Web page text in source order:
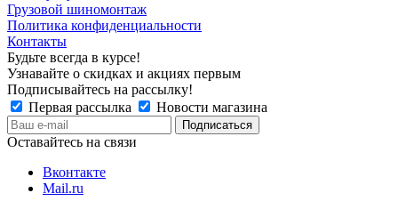
Грузовой шиномонтаж
Политика конфиденциальности
Контакты
Будьте всегда в курсе!
Узнавайте о скидках и акциях первым
Подписывайтесь на рассылку!
Первая рассылка
Новости магазина
Оставайтесь на связи
Вконтакте
Mail.ru